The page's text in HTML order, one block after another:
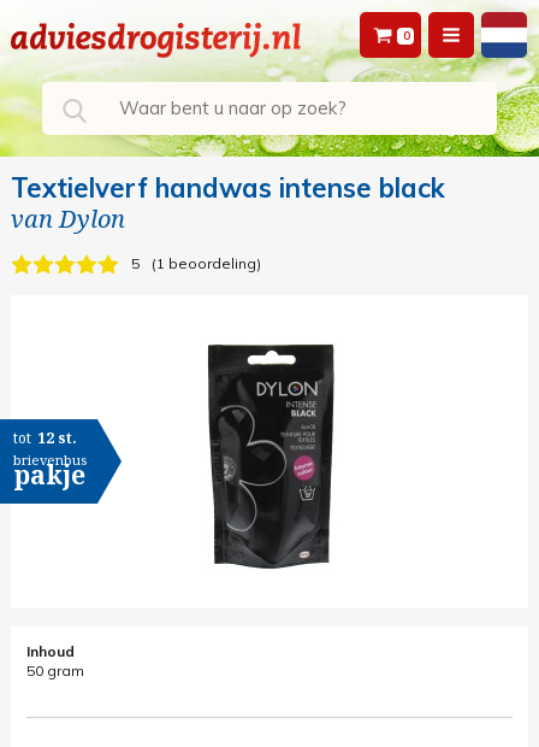
0
Textielverf handwas intense black
vanDylon
5 1 beoordeling
tot 12 st.
brievenbus
pakje
Inhoud
50 gram